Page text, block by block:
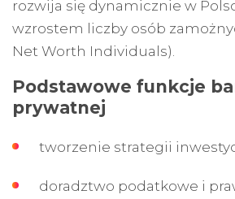
rozwija się dynamicznie w
wzrostem liczby osób
Net Worth Individuals).
Podstawowe funkcje
prywatnej
tworzenie strategii
doradztwo podatkowe i